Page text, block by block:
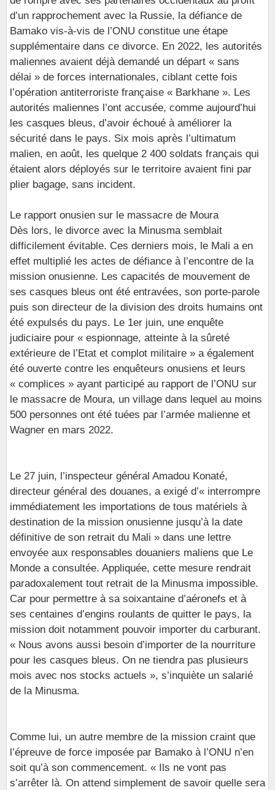
d’un rapprochement avec la Russie, la défiance de
Bamako vis-à-vis de l’ONU constitue une étape
supplémentaire dans ce divorce. En 2022, les autorités
maliennes avaient déjà demandé un départ « sans
délai » de forces internationales, ciblant cette fois
l’opération antiterroriste française « Barkhane ». Les
autorités maliennes l’ont accusée, comme aujourd’hui
les casques bleus, d’avoir échoué à améliorer la
sécurité dans le pays. Six mois après l’ultimatum
malien, en août, les quelque 2 400 soldats français qui
étaient alors déployés sur le territoire avaient fini par
plier bagage, sans incident.
Le rapport onusien sur le massacre de Moura
Dès lors, le divorce avec la Minusma semblait
difficilement évitable. Ces derniers mois, le Mali a en
effet multiplié les actes de défiance à l’encontre de la
mission onusienne. Les capacités de mouvement de
ses casques bleus ont été entravées, son porte-parole
puis son directeur de la division des droits humains ont
été expulsés du pays. Le 1er juin, une enquête
judiciaire pour « espionnage, atteinte à la sûreté
extérieure de l’Etat et complot militaire » a également
été ouverte contre les enquêteurs onusiens et leurs
« complices » ayant participé au rapport de l’ONU sur
le massacre de Moura, un village dans lequel au moins
500 personnes ont été tuées par l’armée malienne et
Wagner en mars 2022.
Le 27 juin, l’inspecteur général Amadou Konaté,
directeur général des douanes, a exigé d’« interrompre
immédiatement les importations de tous matériels à
destination de la mission onusienne jusqu’à la date
définitive de son retrait du Mali » dans une lettre
envoyée aux responsables douaniers maliens que Le
Monde a consultée. Appliquée, cette mesure rendrait
paradoxalement tout retrait de la Minusma impossible.
Car pour permettre à sa soixantaine d’aéronefs et à
ses centaines d’engins roulants de quitter le pays, la
mission doit notamment pouvoir importer du carburant.
« Nous avons aussi besoin d’importer de la nourriture
pour les casques bleus. On ne tiendra pas plusieurs
mois avec nos stocks actuels », s’inquiète un salarié
de la Minusma.
Comme lui, un autre membre de la mission craint que
l’épreuve de force imposée par Bamako à l’ONU n’en
soit qu’à son commencement. « Ils ne vont pas
s’arrêter là. On attend simplement de savoir quelle sera